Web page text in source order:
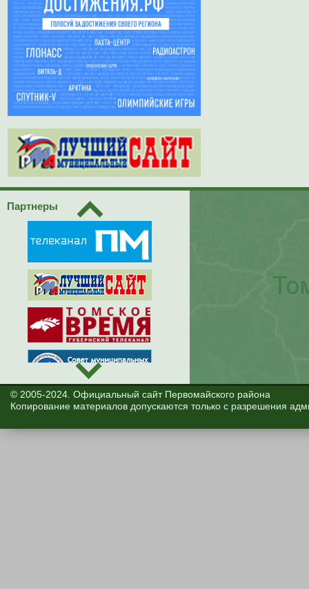
Партнеры
© 2005-2024. Официальный сайт Первомайского района
Копирование материалов допускаются только с разрешения